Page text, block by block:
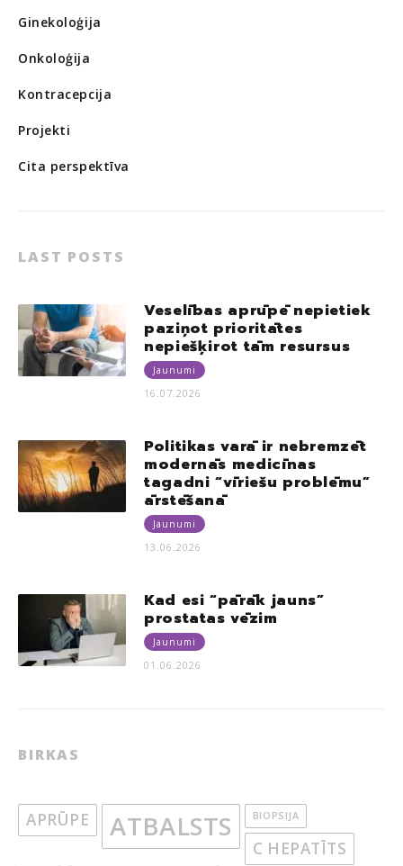
Ginekoloģija
Onkoloģija
Kontracepcija
Projekti
Cita perspektīva
LAST POSTS
Veselības aprūpē nepietiek
paziņot prioritātes
nepiešķirot tām resursus
Jaunumi
16.07.2026
Politikas varā ir nebremzēt
modernās medicīnas
tagadni “vīriešu problēmu”
ārstēšanā
Jaunumi
13.06.2026
Kad esi “pārāk jauns”
prostatas vēzim
Jaunumi
01.06.2026
BIRKAS
APRŪPE ATBALSTS BIOPSIJA
C HEPATĪTS